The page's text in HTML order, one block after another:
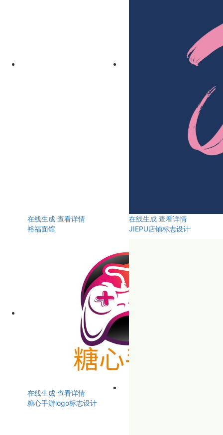
在线生成 查看详情
裕福面馆
在线生成 查看详情
JIEPU店铺标志设计
在线生成 查看详情
糖心手游logo标志设计